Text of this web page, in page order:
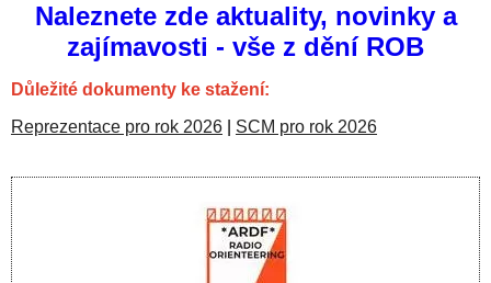
Naleznete zde aktuality, novinky a
zajímavosti - vše z dění ROB
Důležité dokumenty ke stažení:
Reprezentace pro rok 2026
SCM pro rok 2026